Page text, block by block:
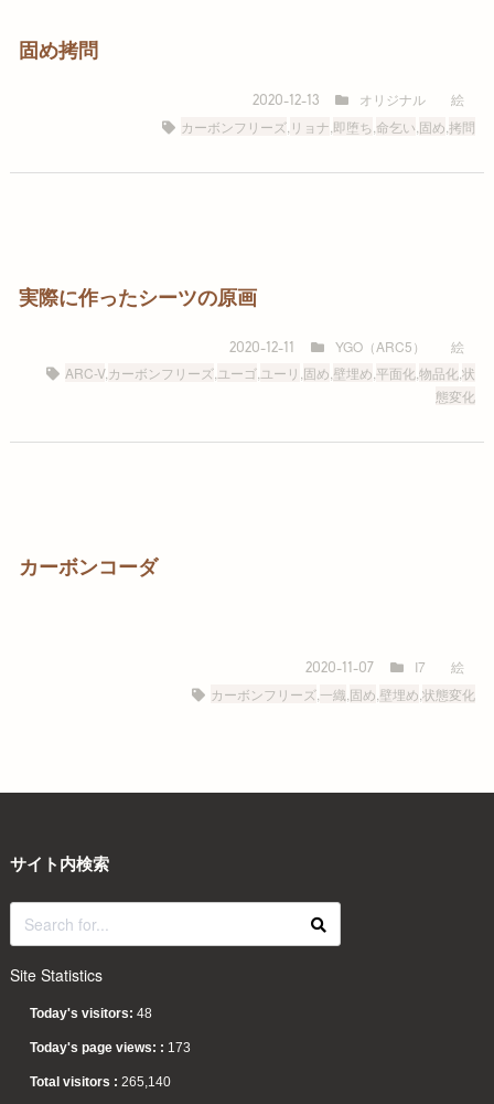
固め拷問
2020-12-13 オリジナル
絵
カーボンフリーズ リョナ 即堕ち 命乞い 固め ,拷問
実際に作ったシーツの原画
2020-12-11 YGO（ARC5）
絵
ARC-V, カーボンフリーズ ユーゴ ユーリ 固め 壁埋め ,平面化,物品化,状
態変化
カーボンコーダ
2020-11-07 I7
絵
カーボンフリーズ,一織 固め 壁埋め ,状態変化
サイト内検索
Site Statistics
Today's visitors: 48
Today's page views: : 173
Total visitors : 265,140